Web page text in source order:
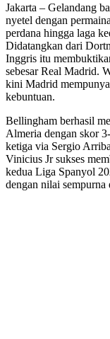
Jakarta – Gelandang
nyetel dengan
perdana hingga laga
Didatangkan dari
Inggris itu
sebesar Real Madrid.
kini Madrid
kebuntuan.
Bellingham berhasil
Almeria dengan skor
ketiga via Sergio
Vinicius Jr sukses
kedua Liga Spanyol
dengan nilai sempurna